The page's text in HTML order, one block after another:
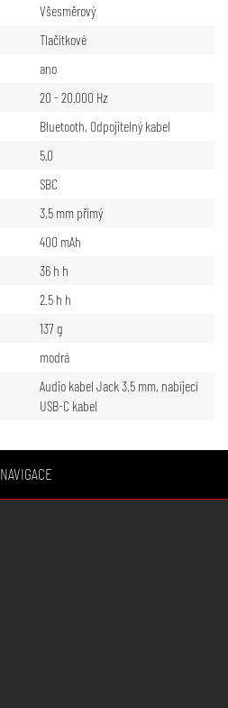
Všesměrový
Tlačítkové
ano
20 - 20.000 Hz
Bluetooth, Odpojitelný kabel
5.0
SBC
3,5 mm přímý
400 mAh
36 h h
2.5 h h
137 g
modrá
Audio kabel Jack 3.5 mm, nabíjecí
USB-C kabel
NAVIGACE